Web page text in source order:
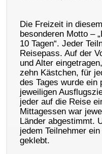
Die Freizeit in
besonderen Motto –
10 Tagen“. Jeder
Reisepass. Auf der
und Alter
zehn Kästchen, für
des Tages wurde ein
jeweiligen
jeder auf die Reise
Mittagessen war
Länder abgestimmt.
jedem Teilnehmer
geklebt.